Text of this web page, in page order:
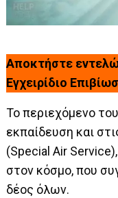
Αποκτήστε
Εγχειρίδιο
Το περιεχόμενο
εκπαίδευση και
(Special Air
στον κόσμο, που
δέος όλων.